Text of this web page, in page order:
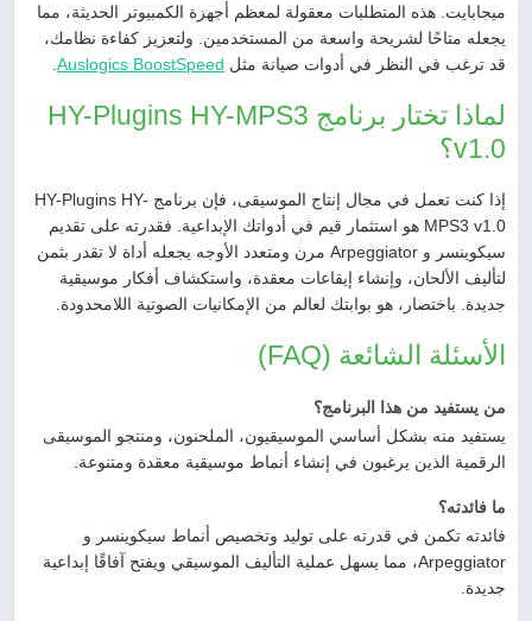
ميجابايت. هذه المتطلبات معقولة لمعظم أجهزة الكمبيوتر الحديثة، مما
يجعله متاحًا لشريحة واسعة من المستخدمين. ولتعزيز كفاءة نظامك،
قد ترغب في النظر في أدوات صيانة مثل Auslogics BoostSpeed
لماذا تختار برنامج HY-Plugins HY-MPS3
v1.0؟
إذا كنت تعمل في مجال إنتاج الموسيقى، فإن برنامج HY-Plugins HY-
MPS3 v1.0 هو استثمار قيم في أدواتك الإبداعية. فقدرته على تقديم
سيكوينسر و Arpeggiator مرن ومتعدد الأوجه يجعله أداة لا تقدر بثمن
لتأليف الألحان، وإنشاء إيقاعات معقدة، واستكشاف أفكار موسيقية
جديدة. باختصار، هو بوابتك لعالم من الإمكانيات الصوتية اللامحدودة.
الأسئلة الشائعة (FAQ)
من يستفيد من هذا البرنامج؟
يستفيد منه بشكل أساسي الموسيقيون، الملحنون، ومنتجو الموسيقى
الرقمية الذين يرغبون في إنشاء أنماط موسيقية معقدة ومتنوعة.
ما فائدته؟
فائدته تكمن في قدرته على توليد وتخصيص أنماط سيكوينسر و
Arpeggiator، مما يسهل عملية التأليف الموسيقي ويفتح آفاقًا إبداعية
جديدة.